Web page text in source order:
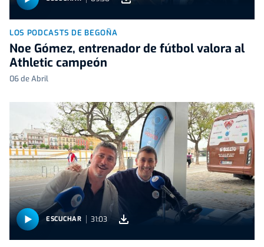
LOS PODCASTS DE BEGOÑA
Noe Gómez, entrenador de fútbol valora al
Athletic campeón
06 de Abril
ESCUCHAR 31:03